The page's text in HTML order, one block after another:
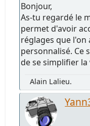
Bonjour,
As-tu regardé le
permet d'avoir
réglages que l'on
personnalisé. Ce
de se simplifier la
Alain Lalieu.